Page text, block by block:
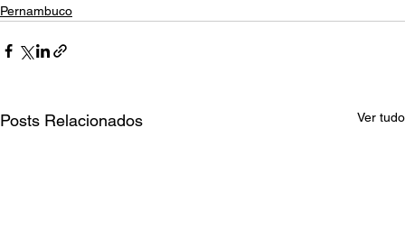
Pernambuco
Posts Relacionados Ver tudo